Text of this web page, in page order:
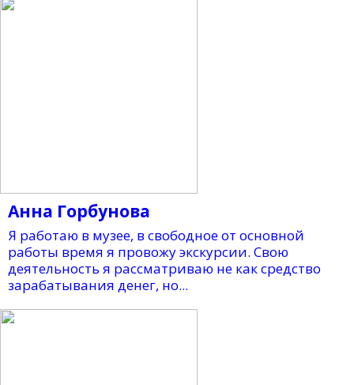
Анна Горбунова
Я работаю в музее, в свободное от основной
работы время я провожу экскурсии. Свою
деятельность я рассматриваю не как средство
зарабатывания денег, но...